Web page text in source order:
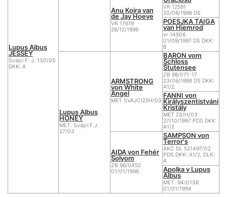
Lupus Albus
JESSEY
Svájci F. J. 130/05
DKK: A
Anu Koira van
de Jay Hoeve
VR 17619
26/12/1999
VR 12591
20/06/1996 DS
POESJKA TAIGA
van Hiemrod
vr 14506
01/09/1997 DS DKK:
B
Lupus Albus
HONEY
MET. Svájci F.J.
27/03
ARMSTRONG
von White
Angel
MET SVAJCI22H/03
BARON vom
Schloss
Stutensee
ZB 98/071-17
23/06/1998 DS DKK:
A1/2
FANNI von
Királyszentistváni
Kristály
MET 23/H/03
27/10/1997 PDS DKK:
A1/2
AIDA von Fehér
Solyom
ZB 96/0452
01/01/1996
SAMPSON von
Terror's
AKC DL 521497/02
PDS DKK: A1/2, DLK:
A
Apolka v Lupus
Albus
MET. 94/0138
01/01/1994